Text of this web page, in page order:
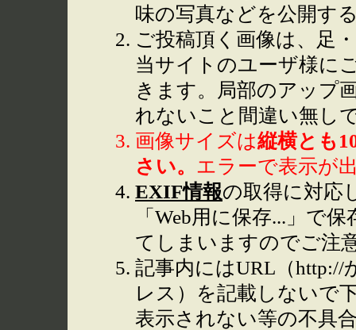
味の写真などを公開す
ご投稿頂く画像は、足
当サイトのユーザ様に
きます。局部のアップ
れないこと間違い無し
画像サイズは縦横とも
さい。 エラーで表示が
EXIF情報の取得に対応
「Web用に保存...」で
てしまいますのでご注
記事内にはURL（
レス）を記載しないで
表示されない等の不具